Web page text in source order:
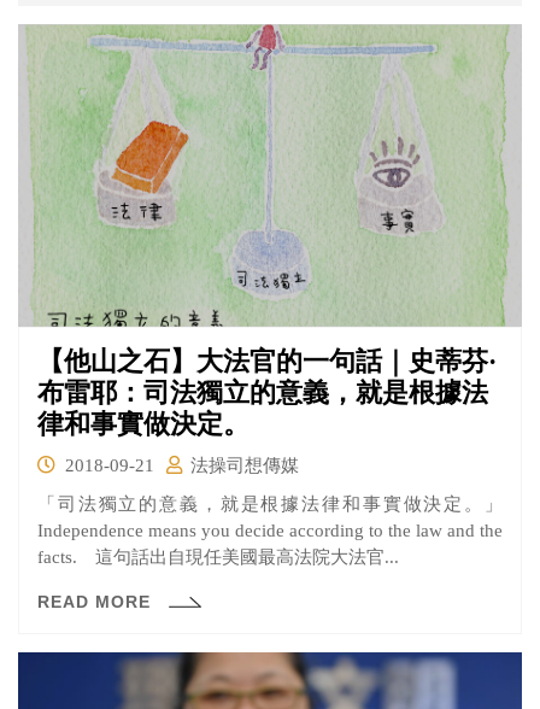
這時只好到戶外公園、河畔烤肉。但你知道嗎，其實在公
園烤肉是有可能被處罰的喔！但是這樣的處罰規範性質是
什麼呢？就讓我們來說分明！
【他山之石】大法官的一句話｜史蒂芬·
布雷耶：司法獨立的意義，就是根據法
律和事實做決定。
2018-09-21
法操司想傳媒
「司法獨立的意義，就是根據法律和事實做決定。」
Independence means you decide according to the law and the
facts. 這句話出自現任美國最高法院大法官...
READ MORE